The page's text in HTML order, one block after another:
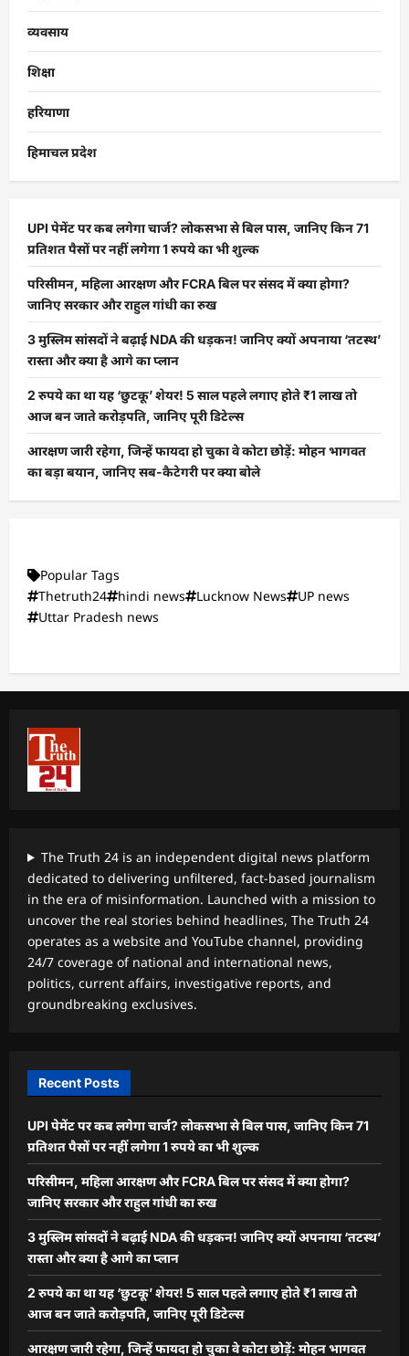
व्यवसाय
शिक्षा
हरियाणा
हिमाचल प्रदेश
UPI पेमेंट पर कब लगेगा चार्ज? लोकसभा से बिल पास, जानिए किन 71
प्रतिशत पैसों पर नहीं लगेगा 1 रुपये का भी शुल्क
परिसीमन, महिला आरक्षण और FCRA बिल पर संसद में क्या होगा?
जानिए सरकार और राहुल गांधी का रुख
3 मुस्लिम सांसदों ने बढ़ाई NDA की धड़कन! जानिए क्यों अपनाया ‘तटस्थ’
रास्ता और क्या है आगे का प्लान
2 रुपये का था यह ‘छुटकू’ शेयर! 5 साल पहले लगाए होते ₹1 लाख तो
आज बन जाते करोड़पति, जानिए पूरी डिटेल्स
आरक्षण जारी रहेगा, जिन्हें फायदा हो चुका वे कोटा छोड़ें: मोहन भागवत
का बड़ा बयान, जानिए सब-कैटेगरी पर क्या बोले
Popular Tags
Thetruth24
hindi news Lucknow News
UP news
Uttar Pradesh news
The Truth 24 is an independent digital news platform
dedicated to delivering unfiltered, fact-based journalism
in the era of misinformation. Launched with a mission to
uncover the real stories behind headlines, The Truth 24
operates as a website and YouTube channel, providing
24/7 coverage of national and international news,
politics, current affairs, investigative reports, and
groundbreaking exclusives.
Recent Posts
UPI पेमेंट पर कब लगेगा चार्ज? लोकसभा से बिल पास, जानिए किन 71
प्रतिशत पैसों पर नहीं लगेगा 1 रुपये का भी शुल्क
परिसीमन, महिला आरक्षण और FCRA बिल पर संसद में क्या होगा?
जानिए सरकार और राहुल गांधी का रुख
3 मुस्लिम सांसदों ने बढ़ाई NDA की धड़कन! जानिए क्यों अपनाया ‘तटस्थ’
रास्ता और क्या है आगे का प्लान
2 रुपये का था यह ‘छुटकू’ शेयर! 5 साल पहले लगाए होते ₹1 लाख तो
आज बन जाते करोड़पति, जानिए पूरी डिटेल्स
आरक्षण जारी रहेगा, जिन्हें फायदा हो चुका वे कोटा छोड़ें: मोहन भागवत